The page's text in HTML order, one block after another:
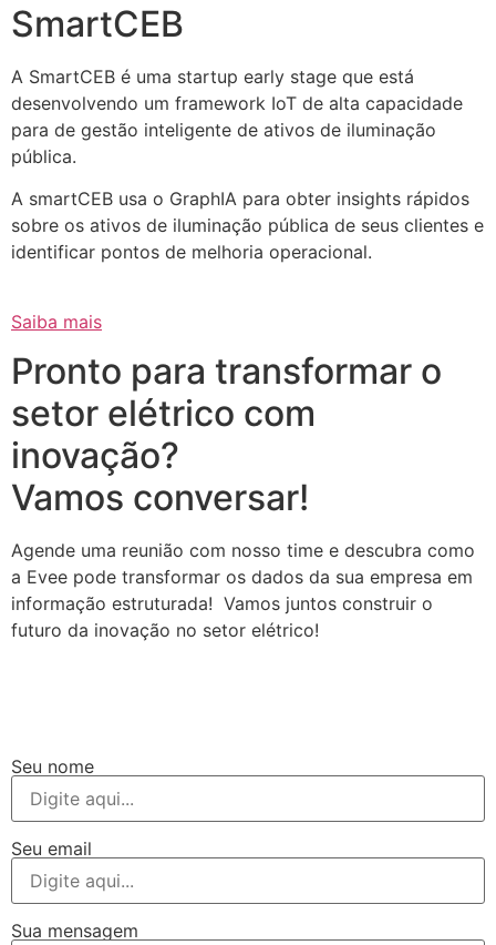
SmartCEB
A SmartCEB é uma startup early stage que está
desenvolvendo um framework IoT de alta capacidade
para de gestão inteligente de ativos de iluminação
pública.
A smartCEB usa o GraphIA para obter insights rápidos
sobre os ativos de iluminação pública de seus clientes e
identificar pontos de melhoria operacional.
Saiba mais
Pronto para transformar o
setor elétrico com
inovação?
Vamos conversar!
Agende uma reunião com nosso time e descubra como
a Evee pode transformar os dados da sua empresa em
informação estruturada! Vamos juntos construir o
futuro da inovação no setor elétrico!
Seu nome
Seu email
Sua mensagem